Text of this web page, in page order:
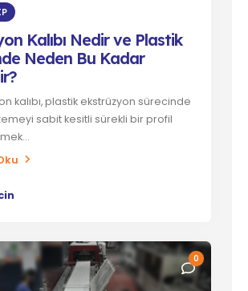
Kalıbı Nedir ve Plastik
Neden Bu Kadar
kalıbı, plastik ekstrüzyon sürecinde
sabit kesitli sürekli bir profil
0